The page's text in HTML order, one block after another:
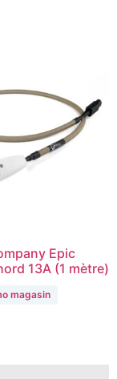
Epic
13A (1 mètre)
magasin